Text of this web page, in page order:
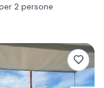
2 persone